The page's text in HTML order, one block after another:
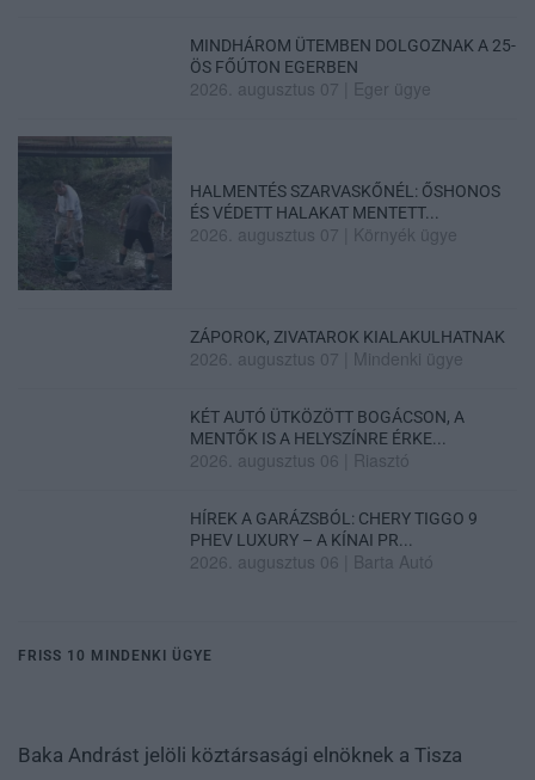
MINDHÁROM ÜTEMBEN DOLGOZNAK A 25-
ÖS FŐÚTON EGERBEN
2026. augusztus 07 Eger ügye
HALMENTÉS SZARVASKŐNÉL: ŐSHONOS
ÉS VÉDETT HALAKAT MENTETT...
2026. augusztus 07 Környék ügye
ZÁPOROK, ZIVATAROK KIALAKULHATNAK
2026. augusztus 07 Mindenki ügye
KÉT AUTÓ ÜTKÖZÖTT BOGÁCSON, A
MENTŐK IS A HELYSZÍNRE ÉRKE...
2026. augusztus 06 Riasztó
HÍREK A GARÁZSBÓL: CHERY TIGGO 9
PHEV LUXURY – A KÍNAI PR...
2026. augusztus 06 Barta Autó
FRISS 10 MINDENKI ÜGYE
Baka Andrást jelöli köztársasági elnöknek a Tisza